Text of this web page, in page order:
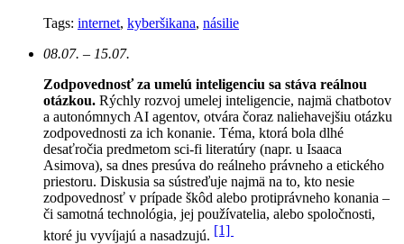
Tags: internet, kyberšikana, násilie
08.07. – 15.07.
Zodpovednosť za umelú inteligenciu sa stáva reálnou
otázkou. Rýchly rozvoj umelej inteligencie, najmä chatbotov
a autonómnych AI agentov, otvára čoraz naliehavejšiu otázku
zodpovednosti za ich konanie. Téma, ktorá bola dlhé
desaťročia predmetom sci-fi literatúry (napr. u Isaaca
Asimova), sa dnes presúva do reálneho právneho a etického
priestoru. Diskusia sa sústreďuje najmä na to, kto nesie
zodpovednosť v prípade škôd alebo protiprávneho konania –
či samotná technológia, jej používatelia, alebo spoločnosti,
ktoré ju vyvíjajú a nasadzujú. [1]